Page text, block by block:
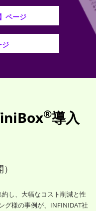
ページ
ジ
®導入
約し、大幅なコスト削減と性
グ様の事例が、INFINIDAT社